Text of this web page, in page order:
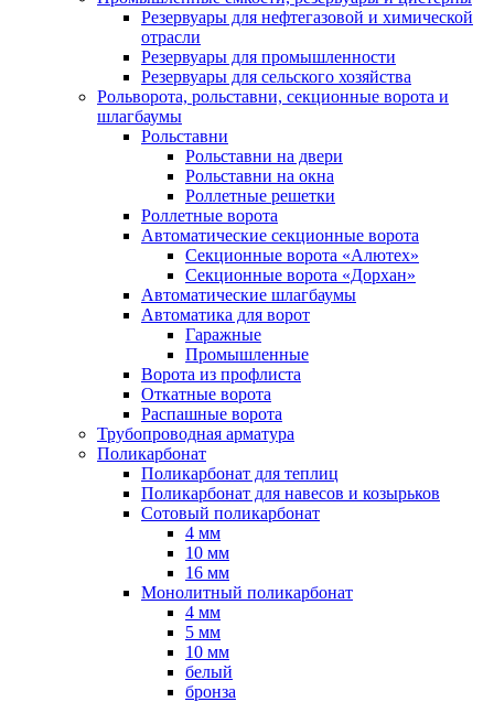
Резервуары для нефтегазовой и химической
отрасли
Резервуары для промышленности
Резервуары для сельского хозяйства
Рольворота, рольставни, секционные ворота и
шлагбаумы
Рольставни
Рольставни на двери
Рольставни на окна
Роллетные решетки
Роллетные ворота
Автоматические секционные ворота
Секционные ворота «Алютех»
Секционные ворота «Дорхан»
Автоматические шлагбаумы
Автоматика для ворот
Гаражные
Промышленные
Ворота из профлиста
Откатные ворота
Распашные ворота
Трубопроводная арматура
Поликарбонат
Поликарбонат для теплиц
Поликарбонат для навесов и козырьков
Сотовый поликарбонат
4 мм
10 мм
16 мм
Монолитный поликарбонат
4 мм
5 мм
10 мм
белый
бронза